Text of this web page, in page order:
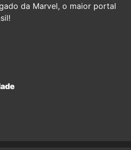
da Marvel, o maior portal